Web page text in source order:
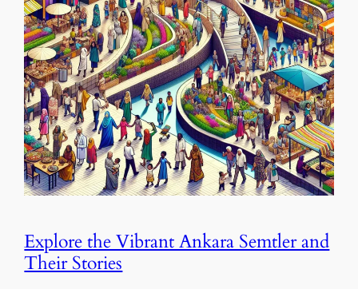
Explore the Vibrant Ankara Semtler and
Their Stories